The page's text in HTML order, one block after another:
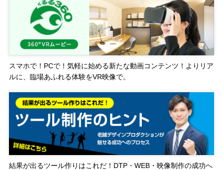
スマホで！PCで！気軽に始める新たな動画コンテンツ！よりリア
ルに、臨場あふれる体験をVR映像で。
結果が出るツール作りはこれだ！DTP・WEB・映像制作の成功へ